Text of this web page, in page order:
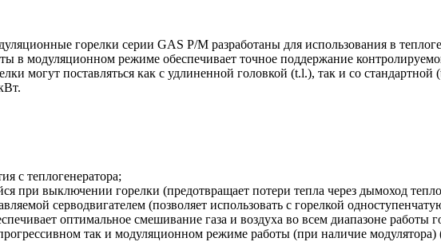
горелки серии GAS P/M разработаны для использования в
в модуляционном режиме обеспечивает точное поддержание
могут поставляться как с удлиненной головкой (t.l.), так и со стандартной
с теплогенератора;
при выключении горелки (предотвращает потери тепла через дымоход
серводвигателем (позволяет использовать с горелкой
оптимальное смешивание газа и воздуха во всем диапазоне работы
так и модуляционном режиме работы (при наличие